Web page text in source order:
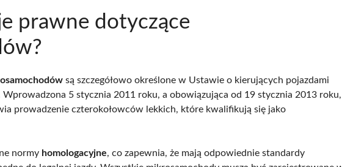
prawne dotyczące
są szczegółowo określone w Ustawie o kierujących pojazdami
5 stycznia 2011 roku, a obowiązująca od 19 stycznia 2013 roku,
prowadzenie czterokołowców lekkich, które kwalifikują się jako
normy homologacyjne, co zapewnia, że mają odpowiednie standardy